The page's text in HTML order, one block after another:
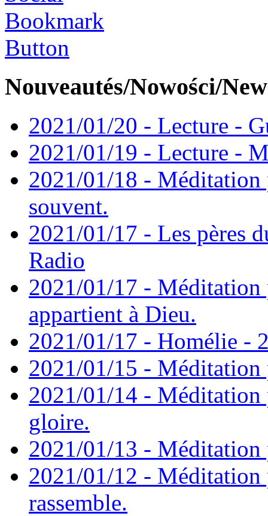
Nouveautés/Nowości/
2021/01/20 - Lecture -
2021/01/19 - Lecture -
2021/01/18 - Méditation
souvent.
2021/01/17 - Les pères
Radio
2021/01/17 - Méditation
appartient à Dieu.
2021/01/17 - Homélie -
2021/01/15 - Méditation
2021/01/14 - Méditation
gloire.
2021/01/13 - Méditation
2021/01/12 - Méditation
rassemble.